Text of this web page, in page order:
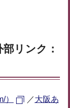
リンク：
） ／大阪あ